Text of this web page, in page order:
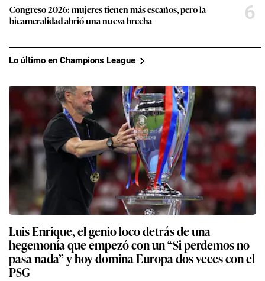
Congreso 2026: mujeres tienen más escaños, pero la
bicameralidad abrió una nueva brecha
6
Lo último en Champions League
Luis Enrique, el genio loco detrás de una
hegemonía que empezó con un “Si perdemos no
pasa nada” y hoy domina Europa dos veces con el
PSG